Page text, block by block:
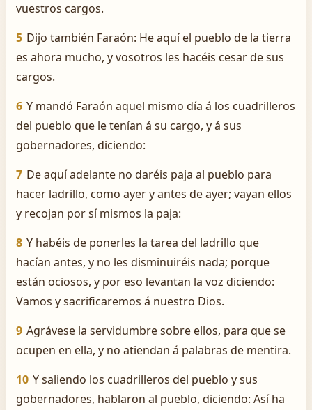
vuestros cargos.
5 Dijo también Faraón: He aquí el pueblo de la tierra
es ahora mucho, y vosotros les hacéis cesar de sus
cargos.
6 Y mandó Faraón aquel mismo día á los cuadrilleros
del pueblo que le tenían á su cargo, y á sus
gobernadores, diciendo:
7 De aquí adelante no daréis paja al pueblo para
hacer ladrillo, como ayer y antes de ayer; vayan ellos
y recojan por sí mismos la paja:
8 Y habéis de ponerles la tarea del ladrillo que
hacían antes, y no les disminuiréis nada; porque
están ociosos, y por eso levantan la voz diciendo:
Vamos y sacrificaremos á nuestro Dios.
9 Agrávese la servidumbre sobre ellos, para que se
ocupen en ella, y no atiendan á palabras de mentira.
10 Y saliendo los cuadrilleros del pueblo y sus
gobernadores, hablaron al pueblo, diciendo: Así ha